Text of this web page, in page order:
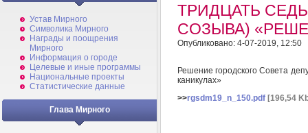
Устав Мирного
Символика Мирного
Награды и поощрения
Мирного
Информация о городе
Целевые и иные программы
Национальные проекты
Статистические данные
Глава Мирного
ТРИДЦАТЬ
СОЗЫВА)
Опубликовано: 4-07-2019, 12:50
Решение городского Совета
каникулах»
>>rgsdm19_n_150.pdf [196,54